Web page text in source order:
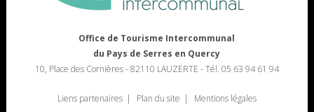
Office de Tourisme Intercommunal
du Pays de Serres en Quercy
10, Place des Cornières - 82110 LAUZERTE - Tél. 05 63 94 61 94
Liens partenaires Plan du site Mentions légales